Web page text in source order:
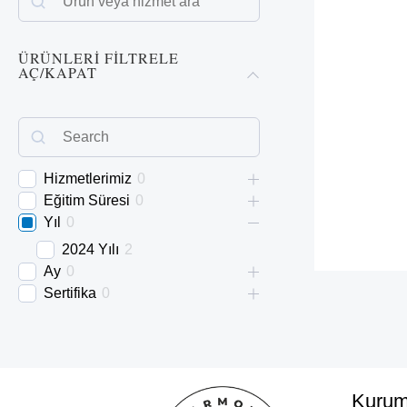
e
a
r
ÜRÜNLERI FILTRELE
AÇ/KAPAT
Hizmetlerimiz 0
Eğitim Süresi 0
Yıl
0
2024 Yılı 2
Ay 0
Sertifika 0